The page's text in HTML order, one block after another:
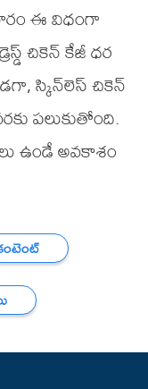
ఈ విధంగా
చికెన్ కేజీ ధర
స్కిన్‌లెస్ చికెన్
పలుకుతోంది.
ఉండే అవకాశం